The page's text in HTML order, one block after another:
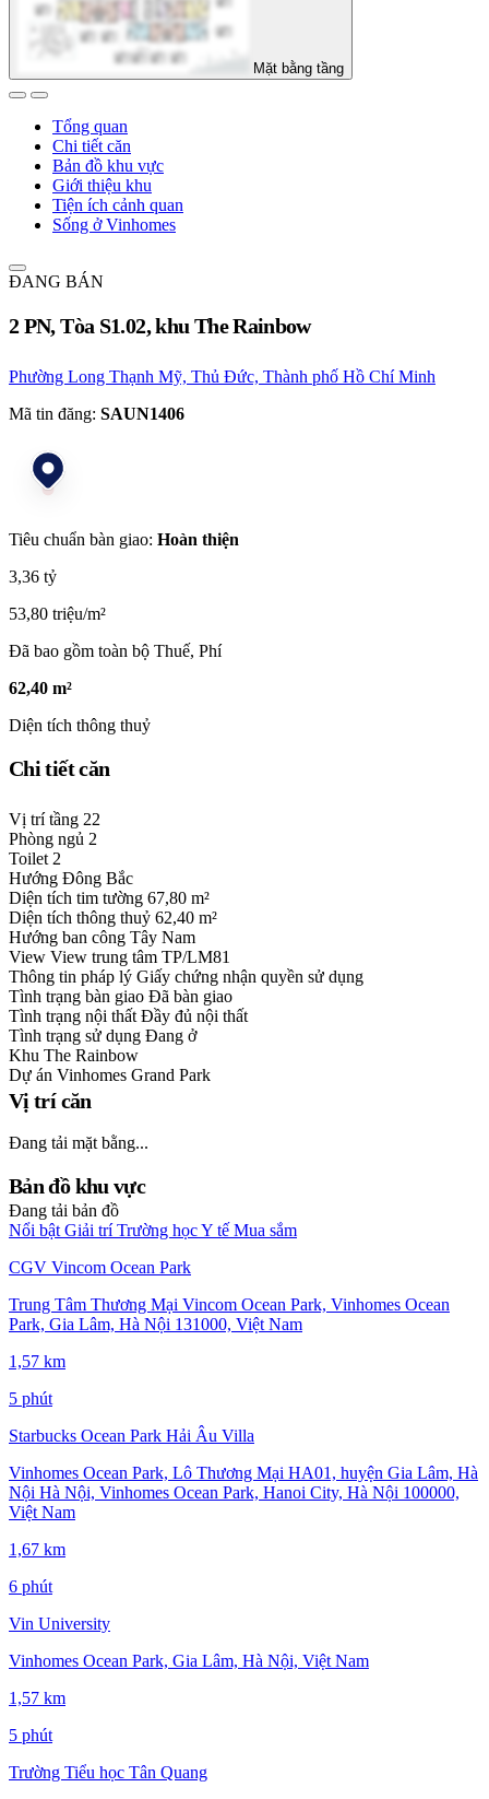
Mặt bằng tầng
Tổng quan
Chi tiết căn
Bản đồ khu vực
Giới thiệu khu
Tiện ích cảnh quan
Sống ở Vinhomes
ĐANG BÁN
2 PN, Tòa S1.02, khu The Rainbow
Phường Long Thạnh Mỹ, Thủ Đức, Thành phố Hồ Chí Minh
Mã tin đăng: SAUN1406
Tiêu chuẩn bàn giao: Hoàn thiện
3,36 tỷ
53,80 triệu/m²
Đã bao gồm toàn bộ Thuế, Phí
62,40 m²
Diện tích thông thuỷ
Chi tiết căn
Vị trí tầng 22
Phòng ngủ 2
Toilet 2
Hướng Đông Bắc
Diện tích tim tường 67,80 m²
Diện tích thông thuỷ 62,40 m²
Hướng ban công Tây Nam
View View trung tâm TP/LM81
Thông tin pháp lý Giấy chứng nhận quyền sử dụng
Tình trạng bàn giao Đã bàn giao
Tình trạng nội thất Đầy đủ nội thất
Tình trạng sử dụng Đang ở
Khu The Rainbow
Dự án Vinhomes Grand Park
Vị trí căn
Đang tải mặt bằng...
Bản đồ khu vực
Đang tải bản đồ
Nổi bật Giải trí Trường họcY tế Mua sắm
CGV Vincom Ocean Park
Trung Tâm Thương Mại Vincom Ocean Park, Vinhomes Ocean
Park, Gia Lâm, Hà Nội 131000, Việt Nam
1,57 km
5 phút
Starbucks Ocean Park Hải Âu Villa
Vinhomes Ocean Park, Lô Thương Mại HA01, huyện Gia Lâm, Hà
Nội Hà Nội, Vinhomes Ocean Park, Hanoi City, Hà Nội 100000,
Việt Nam
1,67 km
6 phút
Vin University
Vinhomes Ocean Park, Gia Lâm, Hà Nội, Việt Nam
1,57 km
5 phút
Trường Tiểu học Tân Quang